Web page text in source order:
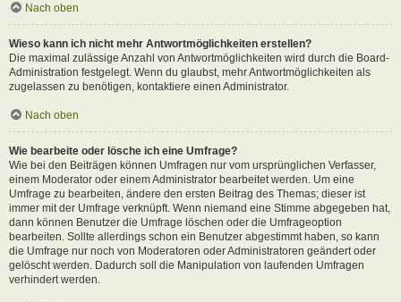
Nach oben
Wieso kann ich nicht mehr Antwortmöglichkeiten erstellen?
Die maximal zulässige Anzahl von Antwortmöglichkeiten wird durch die Board-
Administration festgelegt. Wenn du glaubst, mehr Antwortmöglichkeiten als
zugelassen zu benötigen, kontaktiere einen Administrator.
Nach oben
Wie bearbeite oder lösche ich eine Umfrage?
Wie bei den Beiträgen können Umfragen nur vom ursprünglichen Verfasser,
einem Moderator oder einem Administrator bearbeitet werden. Um eine
Umfrage zu bearbeiten, ändere den ersten Beitrag des Themas; dieser ist
immer mit der Umfrage verknüpft. Wenn niemand eine Stimme abgegeben hat,
dann können Benutzer die Umfrage löschen oder die Umfrageoption
bearbeiten. Sollte allerdings schon ein Benutzer abgestimmt haben, so kann
die Umfrage nur noch von Moderatoren oder Administratoren geändert oder
gelöscht werden. Dadurch soll die Manipulation von laufenden Umfragen
verhindert werden.